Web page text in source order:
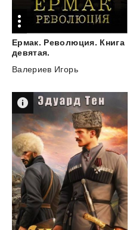
Ермак. Революция. Книга
девятая.
Валериев Игорь